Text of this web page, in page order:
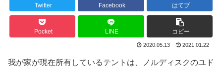
Twitter Facebook はてブ
Pocket LINE コピー
2020.05.13 2021.01.22
我が家が現在所有しているテントは、ノルディスクのユド